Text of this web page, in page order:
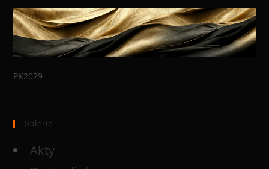
PK2079
Galerie
Akty